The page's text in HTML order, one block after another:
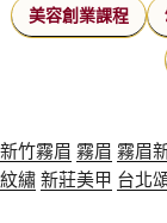
美容創業課程
新竹霧眉 霧眉 霧眉
紋繡新莊美甲 台北